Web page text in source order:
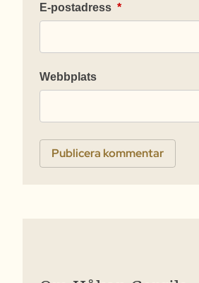
E-postadress *
Webbplats